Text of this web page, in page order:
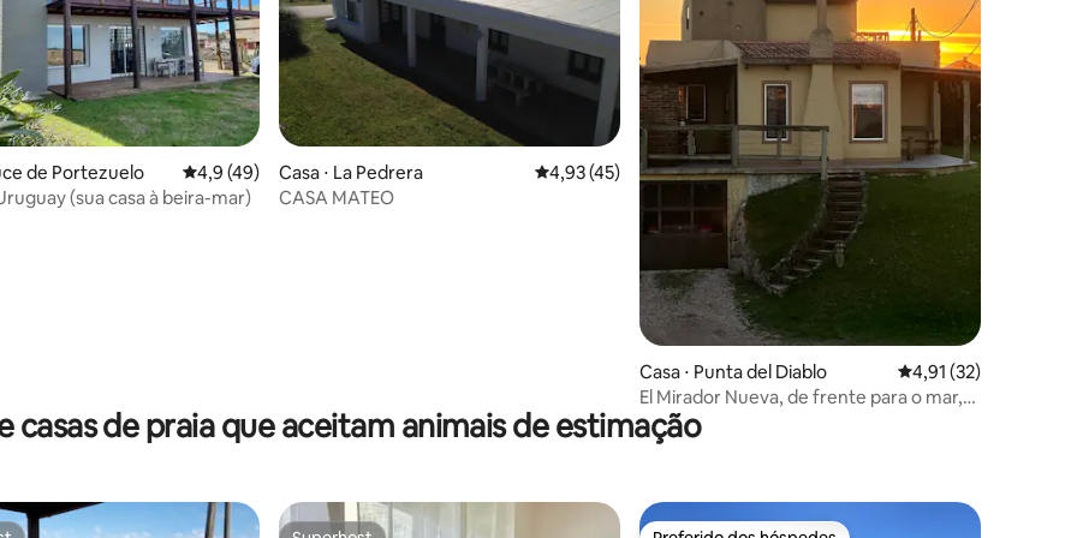
de 5, 22 avaliações
de Portezuelo 4,9 de uma avaliação média de 5, 49 avaliações
4,9 (49)
Primafila Uruguay (sua casa à beira-mar)
Casa ⋅ La Pedrera 4,93 de uma avaliação média de 5, 45 avaliações
4,93 (45)
CASA MATEO
Casa ⋅ Punta del Diablo 4,91 de uma
4,91 (32)
El Mirador Nueva, de frente para o mar,
Playa La Viuda
casas de praia que aceitam animais de estimação